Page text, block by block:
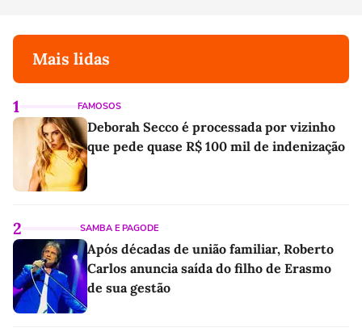
Mais lidas
1 FAMOSOS
Deborah Secco é processada por vizinho
que pede quase R$ 100 mil de indenização
2 SAMBA E PAGODE
Após décadas de união familiar, Roberto
Carlos anuncia saída do filho de Erasmo
de sua gestão